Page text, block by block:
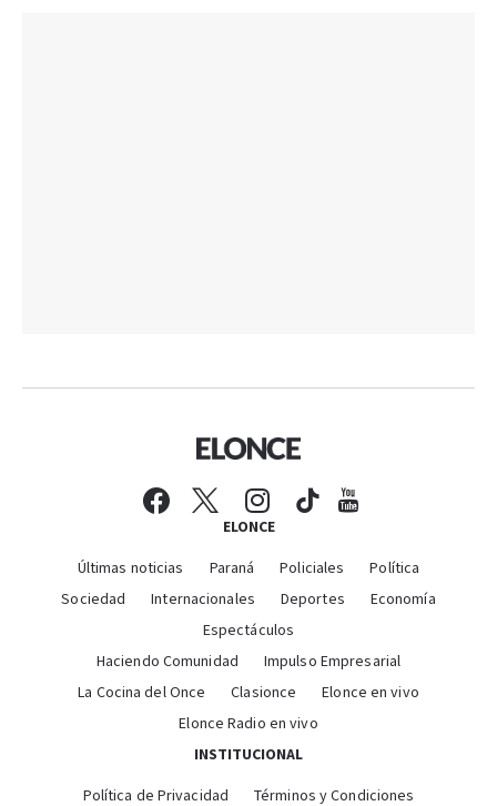
ELONCE
Últimas noticias Paraná Policiales
Política
Sociedad
Internacionales Deportes
Economía
Espectáculos
Haciendo Comunidad
Impulso Empresarial
La Cocina del Once
Clasionce
Elonce en vivo
Elonce Radio en vivo
INSTITUCIONAL
Política de Privacidad Términos y Condiciones